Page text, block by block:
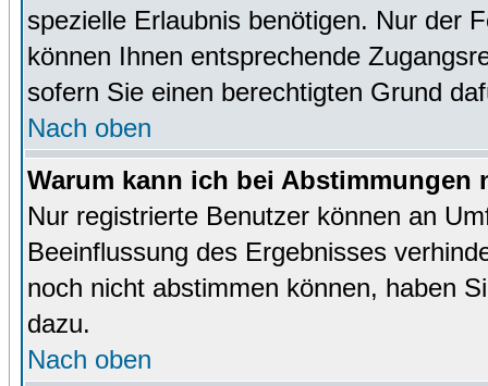
spezielle Erlaubnis benötigen. Nur der
können Ihnen entsprechende
sofern Sie einen berechtigten Grund
Nach oben
Warum kann ich bei Abstimmungen
Nur registrierte Benutzer können an
Beeinflussung des Ergebnisses
noch nicht abstimmen können, haben
dazu.
Nach oben